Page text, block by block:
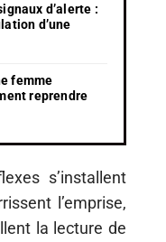
d’alerte :
d’une
femme
reprendre
s’installent
l’emprise,
la lecture de